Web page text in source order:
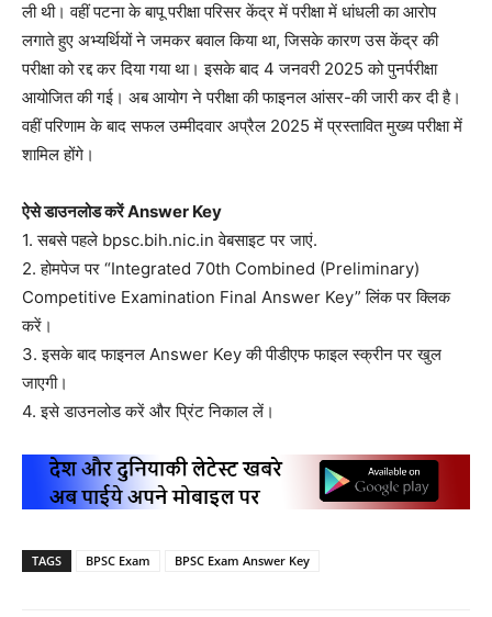
ली थी। वहीं पटना के बापू परीक्षा परिसर केंद्र में परीक्षा में धांधली का आरोप
लगाते हुए अभ्यर्थियों ने जमकर बवाल किया था, जिसके कारण उस केंद्र की
परीक्षा को रद्द कर दिया गया था। इसके बाद 4 जनवरी 2025 को पुनर्परीक्षा
आयोजित की गई। अब आयोग ने परीक्षा की फाइनल आंसर-की जारी कर दी है।
वहीं परिणाम के बाद सफल उम्मीदवार अप्रैल 2025 में प्रस्तावित मुख्य परीक्षा में
शामिल होंगे।
ऐसे डाउनलोड करें Answer Key
1. सबसे पहले bpsc.bih.nic.in वेबसाइट पर जाएं.
2. होमपेज पर “Integrated 70th Combined (Preliminary)
Competitive Examination Final Answer Key” लिंक पर क्लिक
करें।
3. इसके बाद फाइनल Answer Key की पीडीएफ फाइल स्क्रीन पर खुल
जाएगी।
4. इसे डाउनलोड करें और प्रिंट निकाल लें।
TAGS BPSC Exam BPSC Exam Answer Key